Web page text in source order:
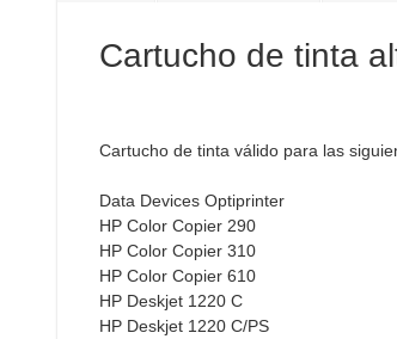
galeríaCartucho de tinta
Cartucho de tinta válido para las
Data Devices Optiprinter
HP Color Copier 290
HP Color Copier 310
HP Color Copier 610
HP Deskjet 1220 C
HP Deskjet 1220 C/PS